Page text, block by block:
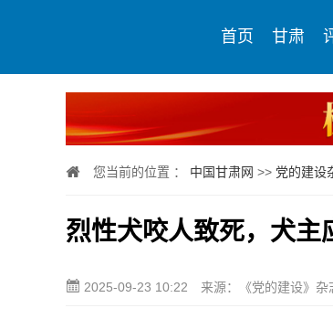
首页 甘肃
您当前的位置 ： 中国甘肃网 >> 党的建设
烈性犬咬人致死，犬主
2025-09-23 10:22 来源：《党的建设》杂